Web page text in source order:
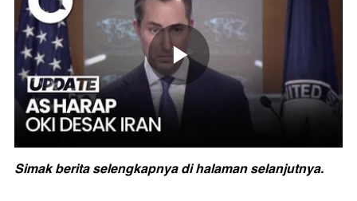
Simak berita selengkapnya di halaman selanjutnya.